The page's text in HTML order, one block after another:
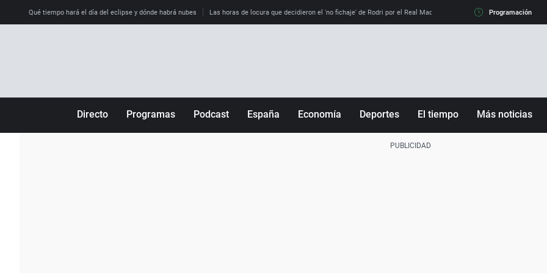
Qué tiempo hará el día del eclipse y dónde habrá nubes Las horas de locura que decidieron el 'no fichaje' de Rodri por el Real Madrid y su 'sí' al Barça La llamada
Programación
Directo Programas Podcast España Economía Deportes El tiempo Más noticias